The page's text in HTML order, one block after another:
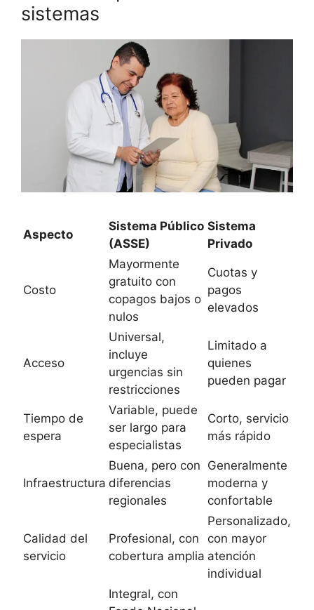
sistemas
Aspecto
Sistema Público
(ASSE)
Sistema
Privado
Costo
Mayormente
gratuito con
copagos bajos o
nulos
Cuotas y
pagos
elevados
Acceso
Universal,
incluye
urgencias sin
restricciones
Limitado a
quienes
pueden pagar
Tiempo de
espera
Variable, puede
ser largo para
especialistas
Corto, servicio
más rápido
Infraestructura
Buena, pero con
diferencias
regionales
Generalmente
moderna y
confortable
Calidad del
servicio
Profesional, con
cobertura amplia
Personalizado,
con mayor
atención
individual
Integral, con